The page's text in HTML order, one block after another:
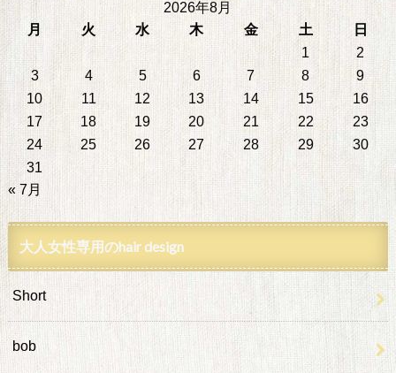
2026年8月
月
火 水 木 金 土
日
1
2
3
4 5 6 7 8
9
10
11 12 13 14 15
16
17
18 19 20 21 22
23
24
25 26 27 28 29
30
31
« 7月
大人女性専用のhair design
Short
bob